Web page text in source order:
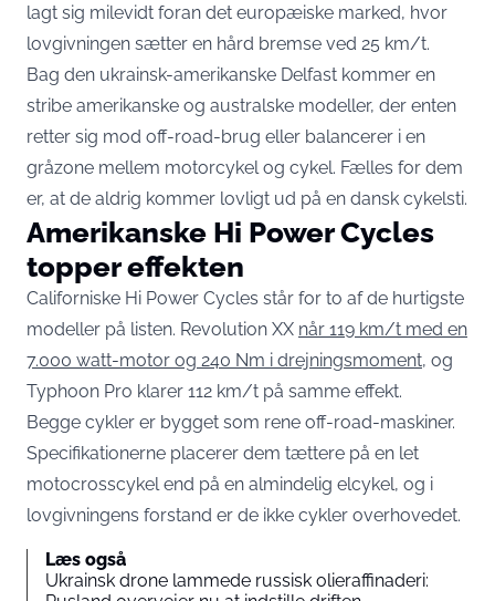
lagt sig milevidt foran det europæiske marked, hvor
lovgivningen sætter en hård bremse ved 25 km/t.
Bag den ukrainsk-amerikanske Delfast kommer en
stribe amerikanske og australske modeller, der enten
retter sig mod off-road-brug eller balancerer i en
gråzone mellem motorcykel og cykel. Fælles for dem
er, at de aldrig kommer lovligt ud på en dansk cykelsti.
Amerikanske Hi Power Cycles
topper effekten
Californiske Hi Power Cycles står for to af de hurtigste
modeller på listen. Revolution XX når 119 km/t med en
7.000 watt-motor og 240 Nm i drejningsmoment, og
Typhoon Pro klarer 112 km/t på samme effekt.
Begge cykler er bygget som rene off-road-maskiner.
Specifikationerne placerer dem tættere på en let
motocrosscykel end på en almindelig elcykel, og i
lovgivningens forstand er de ikke cykler overhovedet.
Læs også
Ukrainsk drone lammede russisk olieraffinaderi: